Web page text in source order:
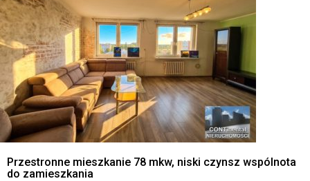
Przestronne mieszkanie 78 mkw, niski czynsz wspólnota
do zamieszkania